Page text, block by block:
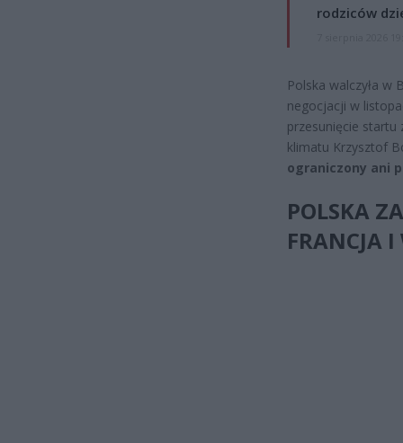
rodziców
Polska walczyła w
negocjacji w
przesunięcie startu
klimatu Krzysztof
ograniczony ani
POLSKA
FRANCJA